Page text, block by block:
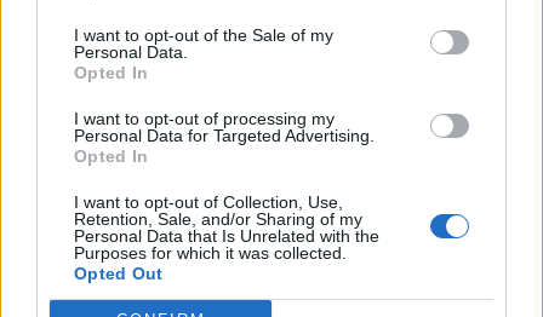
I want to opt-out of the Sale of my
Personal Data.
Opted In
I want to opt-out of processing my
Personal Data for Targeted Advertising.
Opted In
I want to opt-out of Collection, Use,
Retention, Sale, and/or Sharing of my
Personal Data that Is Unrelated with the
Purposes for which it was collected.
Opted Out